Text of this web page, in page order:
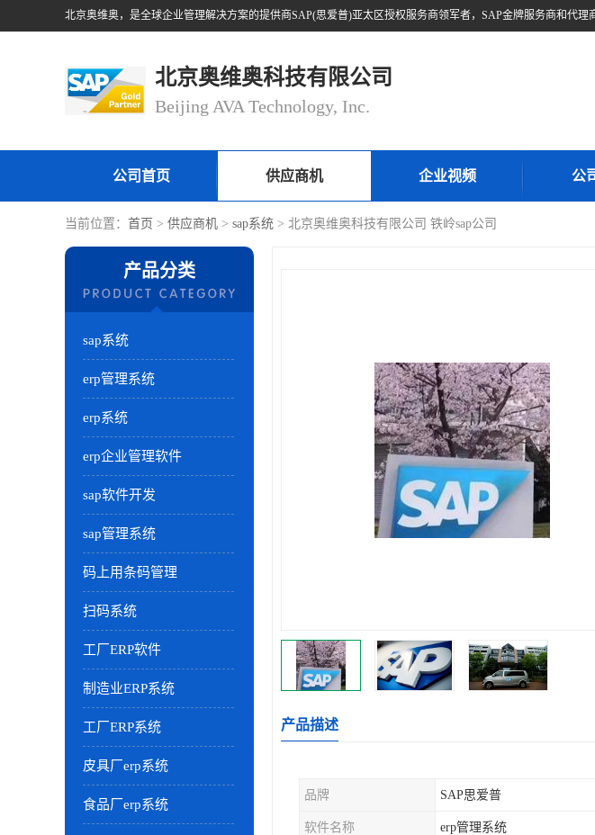
北京奥维奥科技有限公司
Beijing AVA Technology, Inc.
公司首页 供应商机 企业视频 公
当前位置： 首页 > 供应商机 > sap系统 > 北京奥维奥科技有限公司 铁岭sap公司
产品分类
sap系统
erp管理系统
erp系统
erp企业管理软件
sap软件开发
sap管理系统
码上用条码管理
扫码系统
工厂ERP软件
制造业ERP系统
工厂ERP系统
皮具厂erp系统
食品厂erp系统
产品描述
品牌 SAP思爱普
软件名称 erp管理系统